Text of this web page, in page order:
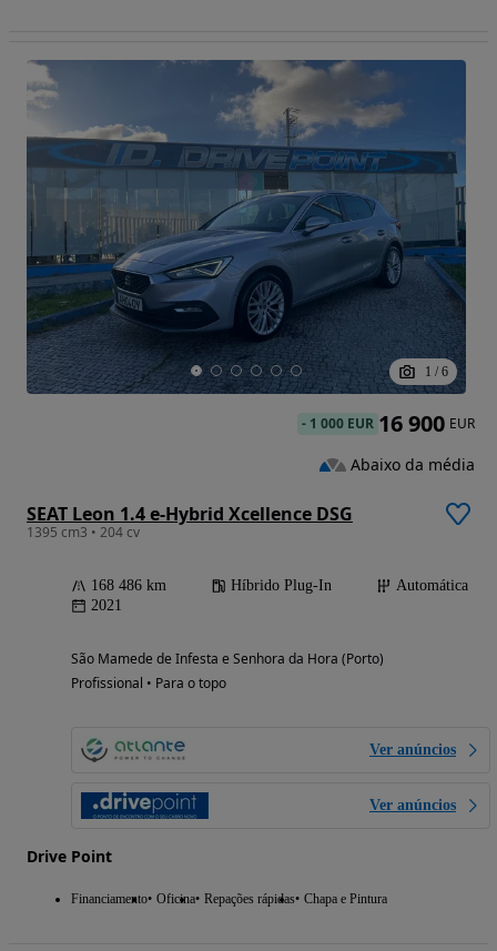
1 / 6
SEAT Leon 1.4 e-Hybrid Xcellence DSG
1395 cm3 • 204 cv
168 486 km Híbrido Plug-In
Automática
2021
São Mamede de Infesta e Senhora da Hora (Porto)
Profissional • Para o topo
Ver anúncios
Ver anúncios
Drive Point
Financiamento Oficina Repações rápidas Chapa e Pintura
- 1 000 EUR 16 900 EUR
Abaixo da média